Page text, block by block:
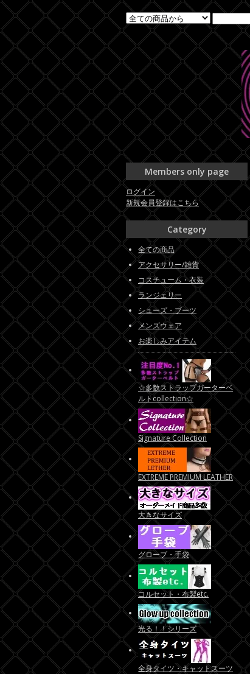
Members only page
ログイン
新規会員登録はこちら
Category
全ての商品
アクセサリー/雑貨
コスチューム・衣装
ランジェリー
シューズ・ブーツ
メンズウェア
お楽しみアイテム
☆多数ストラップガーターベ
ルトcollection☆
Signature Collection
EXTREME PREMIUM LEATHER
大きなサイズ
グローブ・手袋
コルセット・布製etc.
光る！！シリーズ
全身タイツ・キャットスーツ